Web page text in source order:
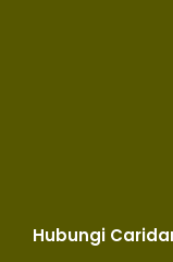
Hubungi